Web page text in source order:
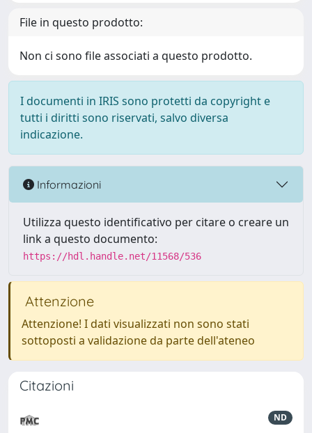
File in questo prodotto:
Non ci sono file associati a questo prodotto.
I documenti in IRIS sono protetti da copyright e
tutti i diritti sono riservati, salvo diversa
indicazione.
Informazioni
Utilizza questo identificativo per citare o creare un
link a questo documento:
https://hdl.handle.net/11568/536
Attenzione
Attenzione! I dati visualizzati non sono stati
sottoposti a validazione da parte dell'ateneo
Citazioni
ND